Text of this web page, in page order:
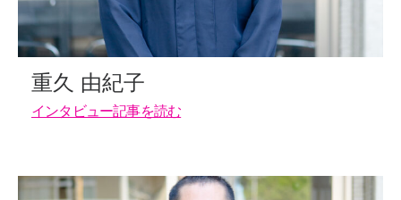
重久 由紀子
インタビュー記事を読む